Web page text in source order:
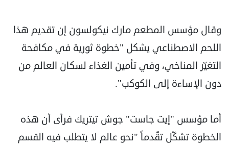
وقال مؤسس المطعم مارك نيكولسون إن تقديم هذا
اللحم الاصطناعي يشكل "خطوة ثورية في مكافحة
التغيّر المناخي، وفي تأمين الغذاء لسكان العالم من
دون الإساءة إلى الكوكب".
أما مؤسس "إيت جاست" جوش تيتريك فرأى أن هذه
الخطوة تشكّل تقّدماً "نحو عالم لا يتطلب فيه القسم